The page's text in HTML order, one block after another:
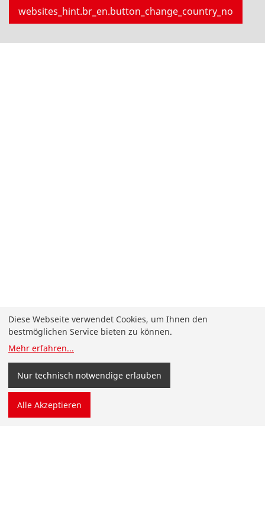
websites_hint.br_en.button_change_country_no
Diese Webseite verwendet Cookies, um Ihnen den
bestmöglichen Service bieten zu können.
Mehr erfahren...
Nur technisch notwendige erlauben
Alle Akzeptieren